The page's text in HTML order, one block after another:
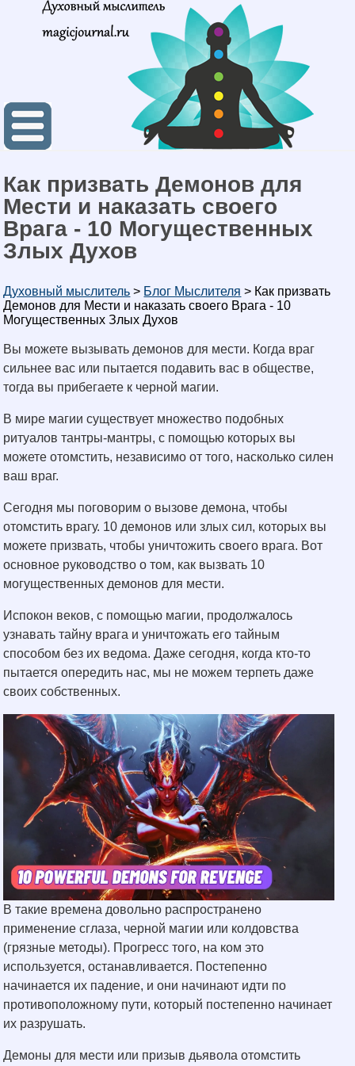
Как призвать Демонов для
Мести и наказать своего
Врага - 10 Могущественных
Злых Духов
Духовный мыслитель > Блог Мыслителя > Как призвать
Демонов для Мести и наказать своего Врага - 10
Могущественных Злых Духов
Вы можете вызывать демонов для мести. Когда враг
сильнее вас или пытается подавить вас в обществе,
тогда вы прибегаете к черной магии.
В мире магии существует множество подобных
ритуалов тантры-мантры, с помощью которых вы
можете отомстить, независимо от того, насколько силен
ваш враг.
Сегодня мы поговорим о вызове демона, чтобы
отомстить врагу. 10 демонов или злых сил, которых вы
можете призвать, чтобы уничтожить своего врага. Вот
основное руководство о том, как вызвать 10
могущественных демонов для мести.
Испокон веков, с помощью магии, продолжалось
узнавать тайну врага и уничтожать его тайным
способом без их ведома. Даже сегодня, когда кто-то
пытается опередить нас, мы не можем терпеть даже
своих собственных.
В такие времена довольно распространено
применение сглаза, черной магии или колдовства
(грязные методы). Прогресс того, на ком это
используется, останавливается. Постепенно
начинается их падение, и они начинают идти по
противоположному пути, который постепенно начинает
их разрушать.
Демоны для мести или призыв дьявола отомстить